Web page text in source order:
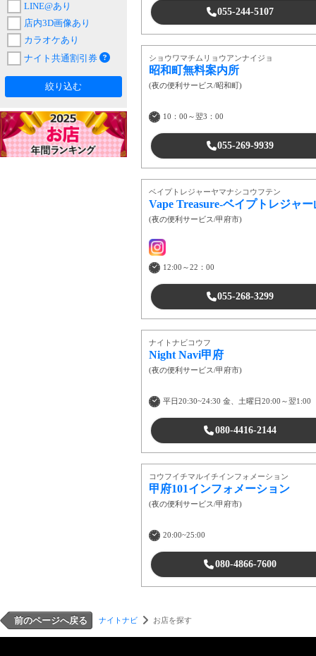
055-244-5107
ショウワマチムリョウアンナイジョ
昭和町無料案内所
(夜の便利サービス/昭和町)
10：00～翌3：00
055-269-9939
ベイプトレジャーヤマナシコウフテン
Vape Treasure-ベイプトレジャ
(夜の便利サービス/甲府市)
12:00～22：00
055-268-3299
ナイトナビコウフ
Night Navi甲府
(夜の便利サービス/甲府市)
平日20:30~24:30 金、土曜日20:00～翌1:00
080-4416-2144
コウフイチマルイチインフォメーション
甲府101インフォメーション
(夜の便利サービス/甲府市)
20:00~25:00
080-4866-7600
LINE@あり
店内3D画像あり
カラオケあり
ナイト共通割引券
絞り込む
前のページへ戻る ナイトナビ お店を探す